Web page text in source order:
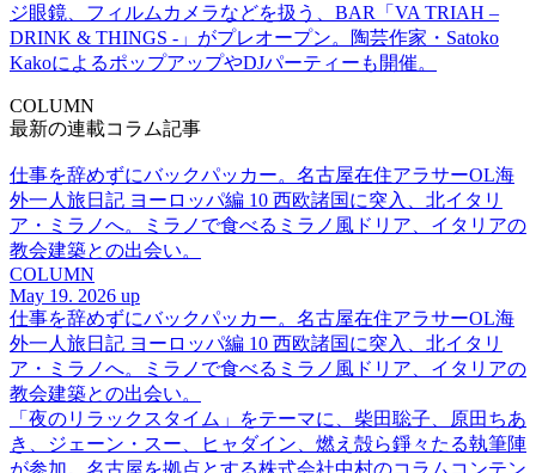
ジ眼鏡、フィルムカメラなどを扱う、BAR「VA TRIAH –
DRINK & THINGS -」がプレオープン。陶芸作家・Satoko
KakoによるポップアップやDJパーティーも開催。
COLUMN
最新の連載コラム記事
仕事を辞めずにバックパッカー。名古屋在住アラサーOL海
外一人旅日記 ヨーロッパ編 10 西欧諸国に突入、北イタリ
ア・ミラノへ。ミラノで食べるミラノ風ドリア、イタリアの
教会建築との出会い。
COLUMN
May 19. 2026 up
仕事を辞めずにバックパッカー。名古屋在住アラサーOL海
外一人旅日記 ヨーロッパ編 10 西欧諸国に突入、北イタリ
ア・ミラノへ。ミラノで食べるミラノ風ドリア、イタリアの
教会建築との出会い。
「夜のリラックスタイム」をテーマに、柴田聡子、原田ちあ
き、ジェーン・スー、ヒャダイン、燃え殻ら錚々たる執筆陣